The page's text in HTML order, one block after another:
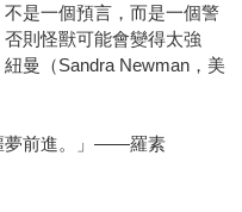
不是一個預言，而是一個警
則怪獸可能會變得太強
曼（Sandra Newman，美
夢前進。」――羅素